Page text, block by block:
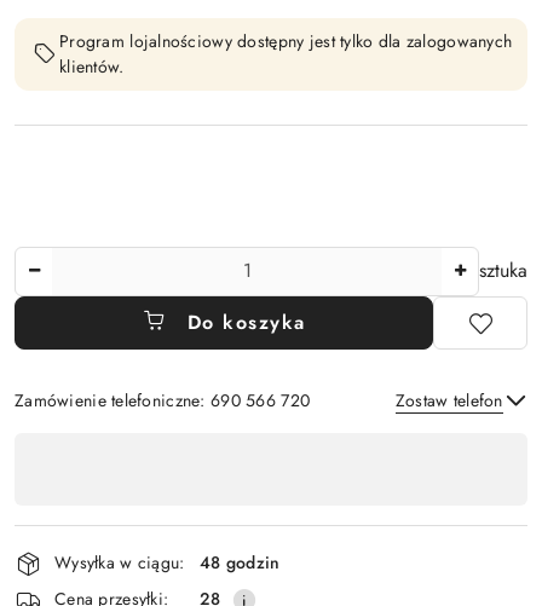
Program lojalnościowy dostępny jest tylko dla zalogowanych
klientów.
sztuka
Do koszyka
Zamówienie telefoniczne: 690 566 720 Zostaw telefon
płatność
i
dostawa
Wysyłka w ciągu:
48 godzin
Cena przesyłki:
28